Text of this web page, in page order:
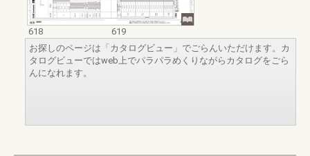
618
619
お探しのページは「カタログビュー」でごらんいただけます。カ
タログビューではweb上でパラパラめくりながらカタログをごら
んになれます。